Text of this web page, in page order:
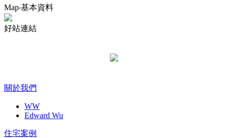
Map‧基本資料
好站連結
關於我們
WW
Edward Wu
住宅案例